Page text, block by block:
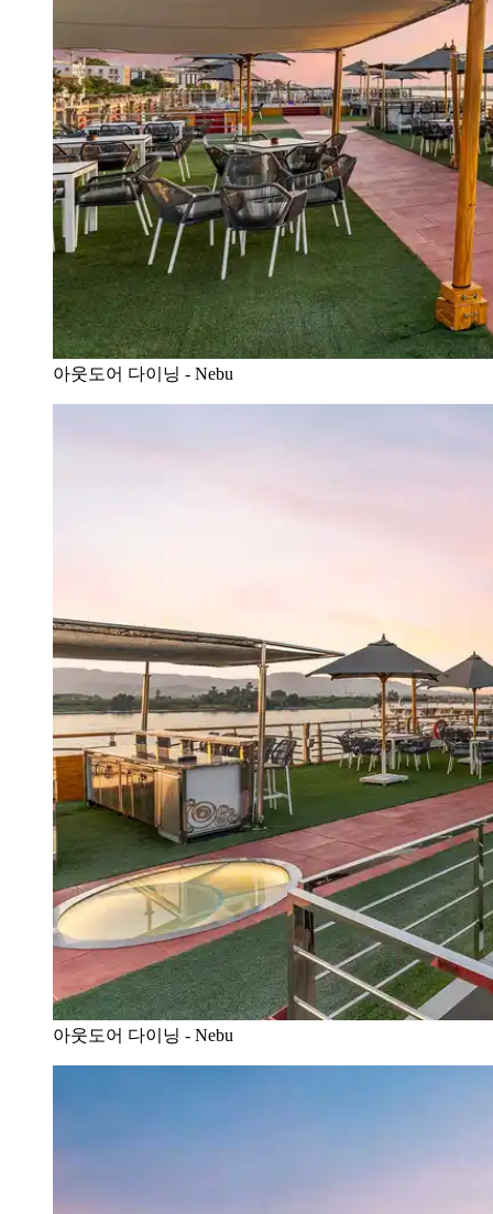
아웃도어 다이닝 - Nebu
아웃도어 다이닝 - Nebu